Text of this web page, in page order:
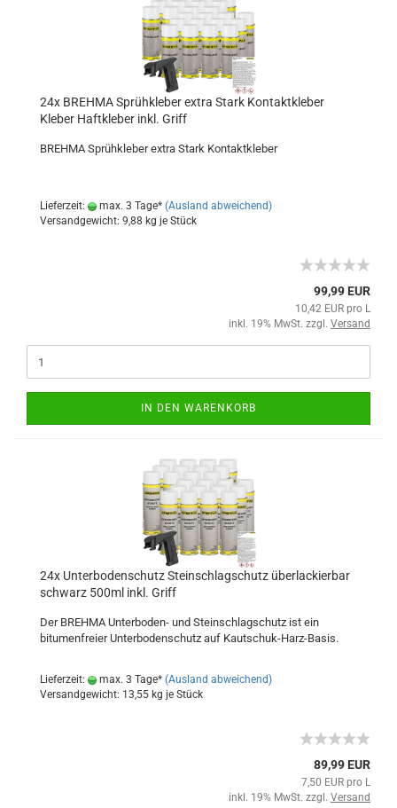
24x BREHMA Sprühkleber extra Stark Kontaktkleber
Kleber Haftkleber inkl. Griff
BREHMA Sprühkleber extra Stark Kontaktkleber
Lieferzeit: max. 3 Tage* (Ausland abweichend)
Versandgewicht: 9,88 kg je Stück
99,99 EUR
10,42 EUR pro L
inkl. 19% MwSt. zzgl. Versand
IN DEN WARENKORB
24x Unterbodenschutz Steinschlagschutz überlackierbar
schwarz 500ml inkl. Griff
Der BREHMA Unterboden- und Steinschlagschutz ist ein
bitumenfreier Unterbodenschutz auf Kautschuk-Harz-Basis.
Lieferzeit: max. 3 Tage* (Ausland abweichend)
Versandgewicht: 13,55 kg je Stück
89,99 EUR
7,50 EUR pro L
inkl. 19% MwSt. zzgl. Versand